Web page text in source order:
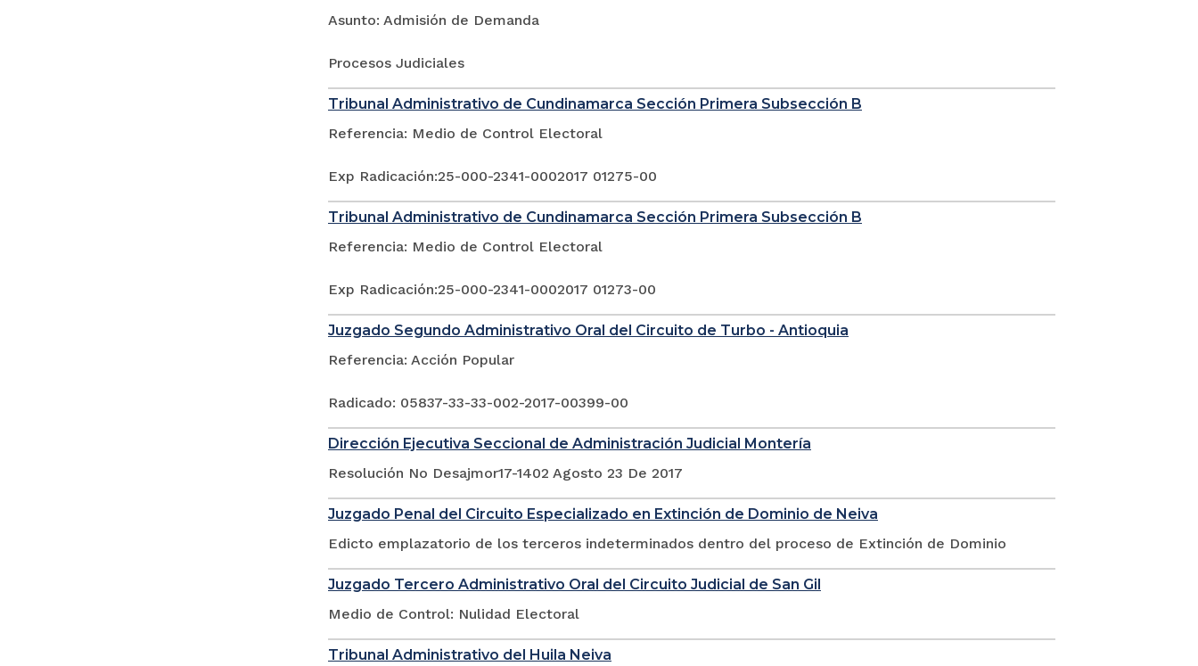
Asunto: Admisión de Demanda
Procesos Judiciales
Tribunal Administrativo de Cundinamarca Sección Primera Subsección B
Referencia: Medio de Control Electoral
Exp Radicación:25-000-2341-0002017 01275-00
Tribunal Administrativo de Cundinamarca Sección Primera Subsección B
Referencia: Medio de Control Electoral
Exp Radicación:25-000-2341-0002017 01273-00
Juzgado Segundo Administrativo Oral del Circuito de Turbo - Antioquia
Referencia: Acción Popular
Radicado: 05837-33-33-002-2017-00399-00
Dirección Ejecutiva Seccional de Administración Judicial Montería
Resolución No Desajmor17-1402 Agosto 23 De 2017
Juzgado Penal del Circuito Especializado en Extinción de Dominio de Neiva
Edicto emplazatorio de los terceros indeterminados dentro del proceso de Extinción de Dominio
Juzgado Tercero Administrativo Oral del Circuito Judicial de San Gil
Medio de Control: Nulidad Electoral
Tribunal Administrativo del Huila Neiva